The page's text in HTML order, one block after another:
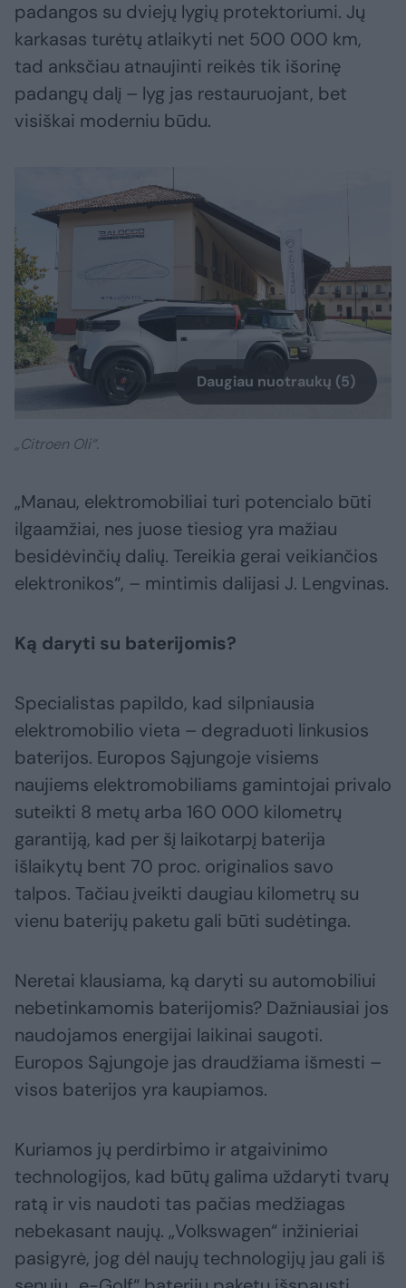
padangos su dviejų lygių protektoriumi. Jų
karkasas turėtų atlaikyti net 500 000 km,
tad anksčiau atnaujinti reikės tik išorinę
padangų dalį – lyg jas restauruojant, bet
visiškai moderniu būdu.
Daugiau nuotraukų (5)
„Citroen Oli“.
„Manau, elektromobiliai turi potencialo būti
ilgaamžiai, nes juose tiesiog yra mažiau
besidėvinčių dalių. Tereikia gerai veikiančios
elektronikos“, – mintimis dalijasi J. Lengvinas.
Ką daryti su baterijomis?
Specialistas papildo, kad silpniausia
elektromobilio vieta – degraduoti linkusios
baterijos. Europos Sąjungoje visiems
naujiems elektromobiliams gamintojai privalo
suteikti 8 metų arba 160 000 kilometrų
garantiją, kad per šį laikotarpį baterija
išlaikytų bent 70 proc. originalios savo
talpos. Tačiau įveikti daugiau kilometrų su
vienu baterijų paketu gali būti sudėtinga.
Neretai klausiama, ką daryti su automobiliui
nebetinkamomis baterijomis? Dažniausiai jos
naudojamos energijai laikinai saugoti.
Europos Sąjungoje jas draudžiama išmesti –
visos baterijos yra kaupiamos.
Kuriamos jų perdirbimo ir atgaivinimo
technologijos, kad būtų galima uždaryti tvarų
ratą ir vis naudoti tas pačias medžiagas
nebekasant naujų. „Volkswagen“ inžinieriai
pasigyrė, jog dėl naujų technologijų jau gali iš